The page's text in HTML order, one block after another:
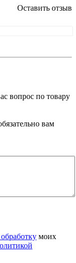
Оставить отзыв
вопрос по товару
вам
моих